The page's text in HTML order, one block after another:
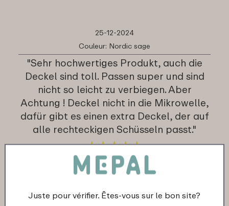
25-12-2024
Couleur: Nordic sage
"Sehr hochwertiges Produkt, auch die
Deckel sind toll. Passen super und sind
nicht so leicht zu verbiegen. Aber
Achtung ! Deckel nicht in die Mikrowelle,
dafür gibt es einen extra Deckel, der auf
alle rechteckigen Schüsseln passt."
★★★★★
★★★★★
Client de Mepal
Traduis en français
Juste pour vérifier. Êtes-vous sur le bon site?